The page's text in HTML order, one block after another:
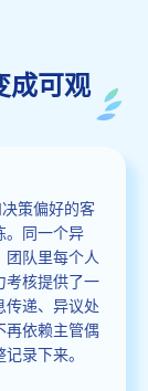
成可观
策偏好的客
。同一个异
队里每个人
考核提供了一
传递、异议处
再依赖主管偶
录下来。